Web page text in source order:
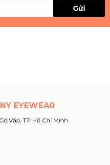
Gửi
EYEWEAR
Vấp, TP Hồ Chí Mình